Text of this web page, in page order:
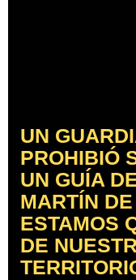
UN
PROHIBIÓ
UN GUÍA
MARTÍN
ESTAMOS
DE